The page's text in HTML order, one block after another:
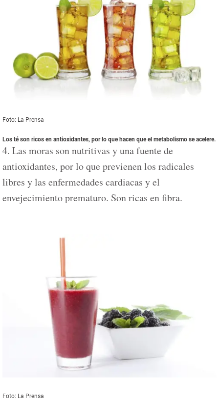
Foto: La Prensa
Los té son ricos en antioxidantes, por lo que hacen que el metabolismo se acelere.
4. Las moras son nutritivas y una fuente de
antioxidantes, por lo que previenen los radicales
libres y las enfermedades cardiacas y el
envejecimiento prematuro. Son ricas en fibra.
Foto: La Prensa